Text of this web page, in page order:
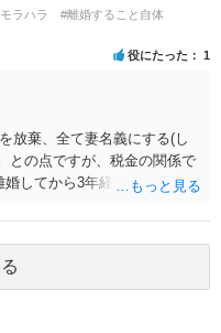
ラハラ
#離婚すること自体
役にたった 1
放棄、全て妻名義にする(し
との点ですが、税金の関係で
してから3年経過しているの
良いかと思います。ご参考